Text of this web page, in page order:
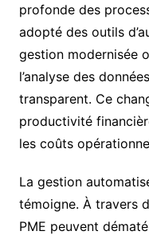
profonde des
adopté des outils
gestion modernisée
l’analyse des
transparent. Ce
productivité
les coûts
La gestion
témoigne. À travers
PME peuvent